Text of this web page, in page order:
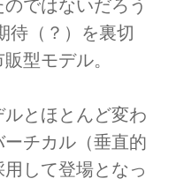
ではないだろう
待（？）を裏切
型モデル。
とほとんど変わ
チカル（垂直的
して登場となっ